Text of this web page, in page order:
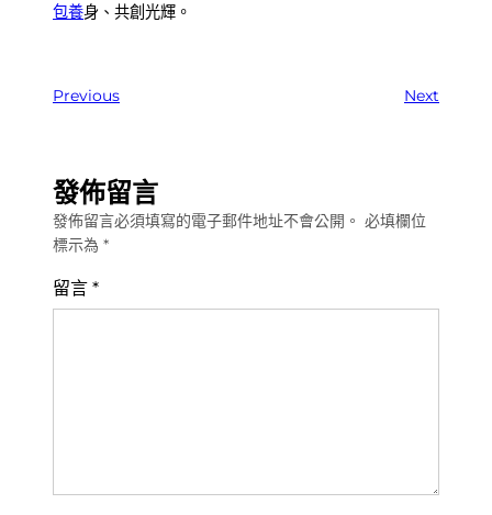
包養身、共創光輝。
Previous Next
發佈留言
發佈留言必須填寫的電子郵件地址不會公開。 必填欄位
標示為 *
留言 *